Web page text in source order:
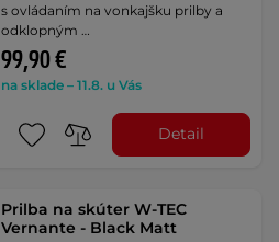
s ovládaním na vonkajšku prilby a
odklopným …
99,90 €
na sklade – 11.8. u Vás
Detail
Prilba na skúter W-TEC
Vernante - Black Matt